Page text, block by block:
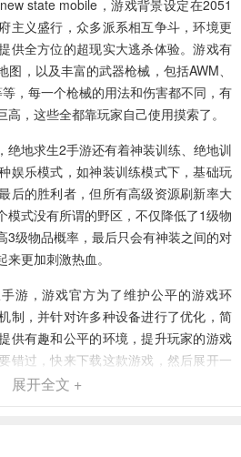
new state mobile ，游戏背景设定在2051
主义盛行，众多派系相互争斗，环境更
供全方位的超现实大逃杀体验。游戏有
图，以及丰富的武器枪械，包括AWM、
，每一个枪械的用法和伤害都不同，有
，这些全都靠玩家自己使用摸索了。
绝地求生2手游还有着神装训练、绝地训
娱乐模式 ，如神装训练模式下，基础玩
后的胜利者，但所有高级资源刷新率大
模式没有所谓的野区，不仅降低了1级物
3级物品概率，最后只会有神装之间的对
更加刺激热血。
游，游戏官方为了维护公平的游戏环
制 ，并针对许多种设备进行了优化，简
供有趣和公平的环境，提升玩家的游戏
错过，快来下载这款游戏，然后展开一
开发，以枪械射击玩法为核心，100 名
展开全文 +